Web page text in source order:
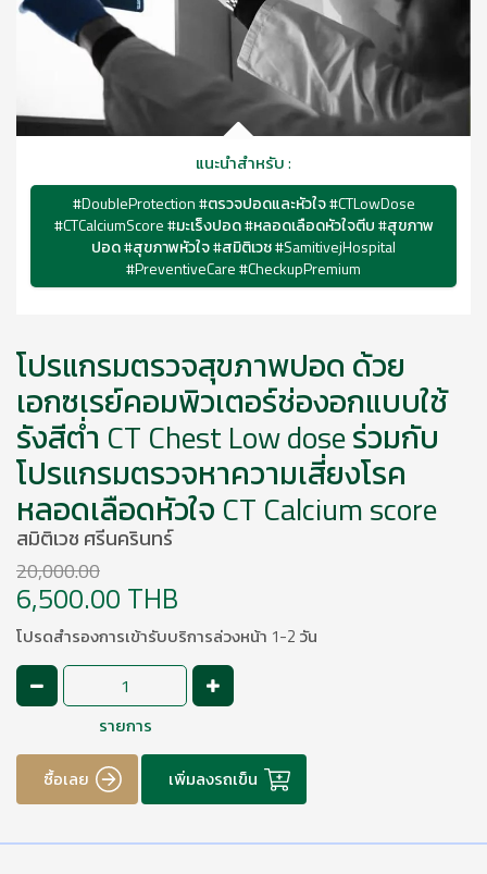
แนะนำสำหรับ :
#DoubleProtection #ตรวจปอดและหัวใจ #CTLowDose
#CTCalciumScore #มะเร็งปอด #หลอดเลือดหัวใจตีบ #สุขภาพ
ปอด #สุขภาพหัวใจ #สมิติเวช #SamitivejHospital
#PreventiveCare #CheckupPremium
โปรแกรมตรวจสุขภาพปอด ด้วย
เอกซเรย์คอมพิวเตอร์ช่องอกแบบใช้
รังสีต่ำ CT Chest Low dose ร่วมกับ
โปรแกรมตรวจหาความเสี่ยงโรค
หลอดเลือดหัวใจ CT Calcium score
สมิติเวช ศรีนครินทร์
20,000.00
6,500.00 THB
โปรดสำรองการเข้ารับบริการล่วงหน้า 1-2 วัน
รายการ
ซื้อเลย เพิ่มลงรถเข็น